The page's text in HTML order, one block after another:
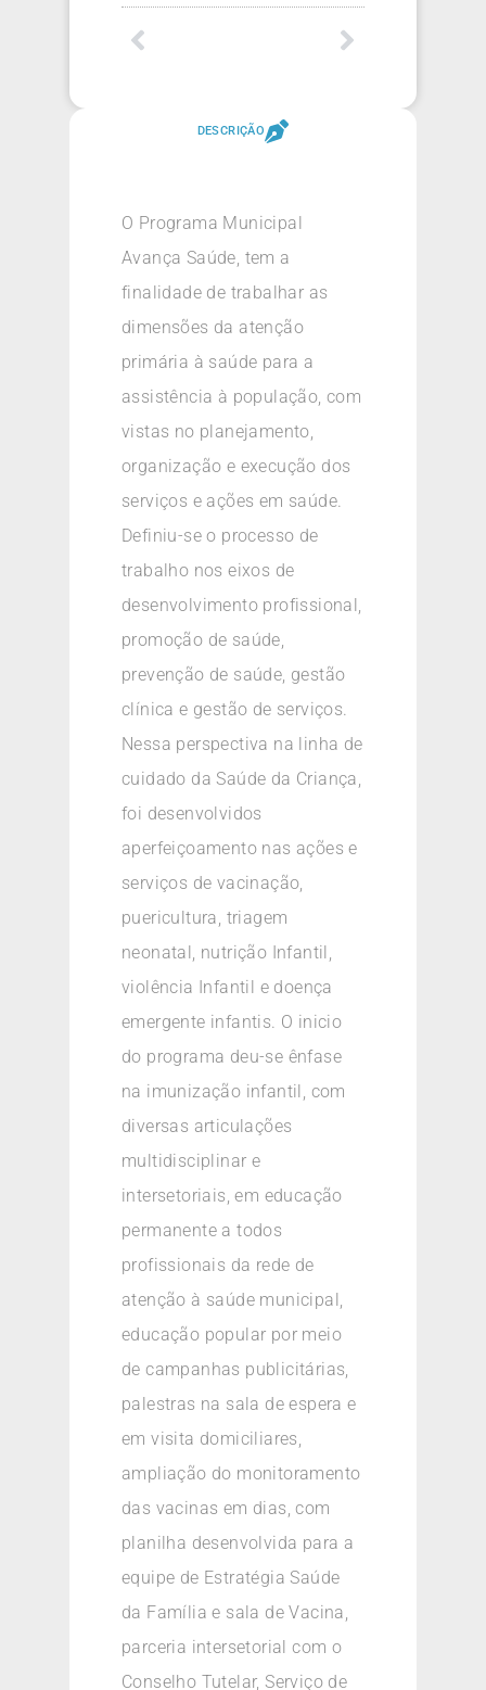
DESCRIÇÃO
O Programa Municipal
Avança Saúde, tem a
finalidade de trabalhar as
dimensões da atenção
primária à saúde para a
assistência à população, com
vistas no planejamento,
organização e execução dos
serviços e ações em saúde.
Definiu-se o processo de
trabalho nos eixos de
desenvolvimento profissional,
promoção de saúde,
prevenção de saúde, gestão
clínica e gestão de serviços.
Nessa perspectiva na linha de
cuidado da Saúde da Criança,
foi desenvolvidos
aperfeiçoamento nas ações e
serviços de vacinação,
puericultura, triagem
neonatal, nutrição Infantil,
violência Infantil e doença
emergente infantis. O inicio
do programa deu-se ênfase
na imunização infantil, com
diversas articulações
multidisciplinar e
intersetoriais, em educação
permanente a todos
profissionais da rede de
atenção à saúde municipal,
educação popular por meio
de campanhas publicitárias,
palestras na sala de espera e
em visita domiciliares,
ampliação do monitoramento
das vacinas em dias, com
planilha desenvolvida para a
equipe de Estratégia Saúde
da Família e sala de Vacina,
parceria intersetorial com o
Conselho Tutelar, Serviço de